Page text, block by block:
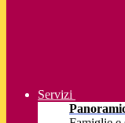
Servizi